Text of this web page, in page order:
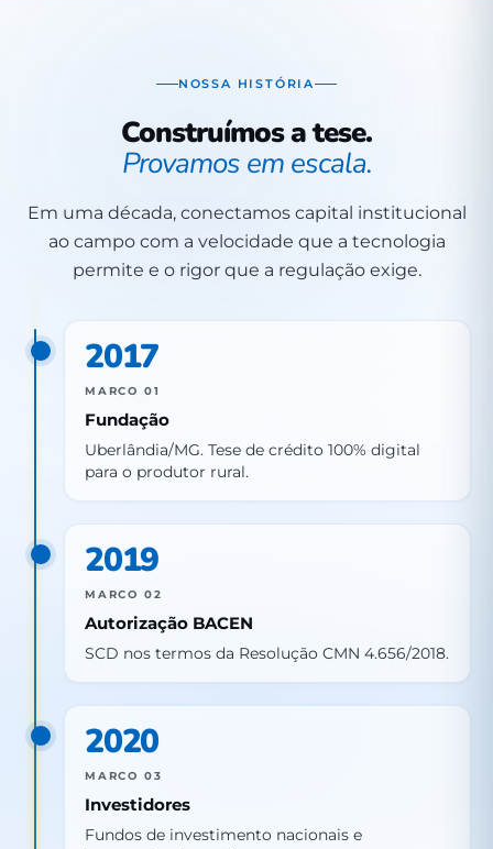
NOSSA HISTÓRIA
Construímos a tese.
Provamos em escala.
Em uma década, conectamos capital institucional
ao campo com a velocidade que a tecnologia
permite e o rigor que a regulação exige.
2017
MARCO 01
Fundação
Uberlândia/MG. Tese de crédito 100% digital
para o produtor rural.
2019
MARCO 02
Autorização BACEN
SCD nos termos da Resolução CMN 4.656/2018.
2020
MARCO 03
Investidores
Fundos de investimento nacionais e